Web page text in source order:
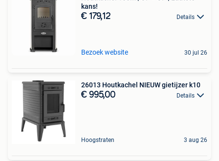
kans!
€ 179,12 Details
Bezoek website 30 jul 26
26013 Houtkachel NIEUW gietijzer k10
€ 995,00 Details
Hoogstraten 3 aug 26